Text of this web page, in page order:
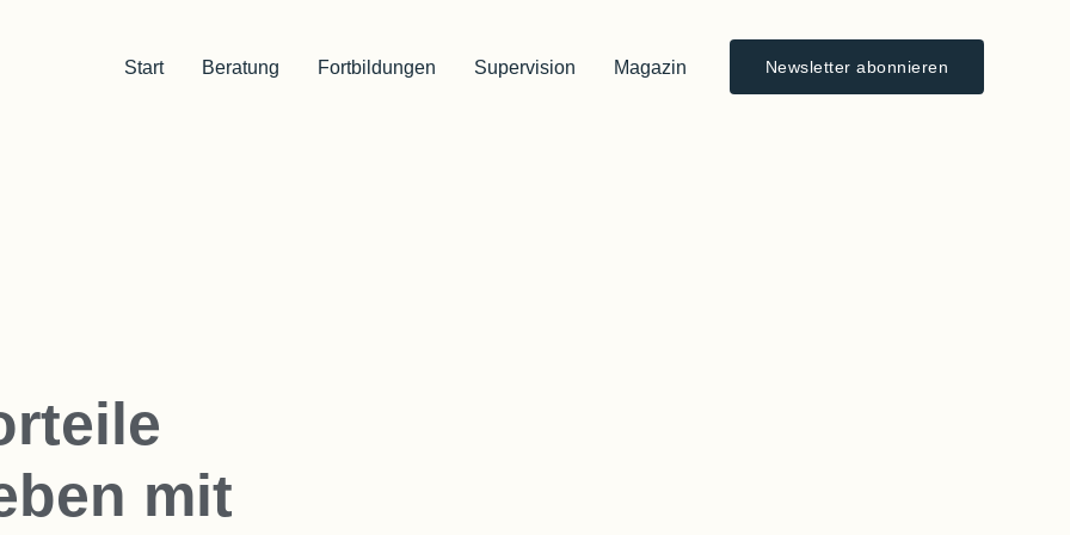
Start Beratung Fortbildungen Supervision Magazin Newsletter abonnieren
mit